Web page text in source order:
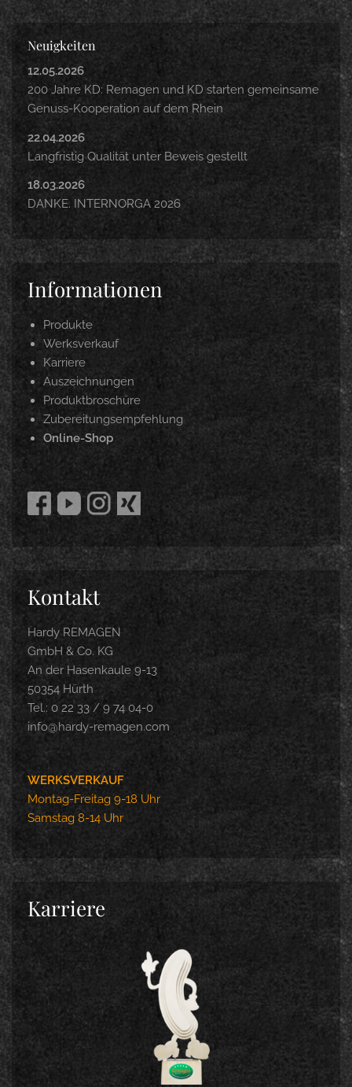
Neuigkeiten
12.05.2026
200 Jahre KD: Remagen und KD starten gemeinsame
Genuss-Kooperation auf dem Rhein
22.04.2026
Langfristig Qualität unter Beweis gestellt
18.03.2026
DANKE. INTERNORGA 2026
Informationen
Produkte
Werksverkauf
Karriere
Auszeichnungen
Produktbroschüre
Zubereitungsempfehlung
Online-Shop
Kontakt
Hardy REMAGEN
GmbH & Co. KG
An der Hasenkaule 9-13
50354 Hürth
Tel.: 0 22 33 / 9 74 04-0
info@hardy-remagen.com
WERKSVERKAUF
Montag-Freitag 9-18 Uhr
Samstag 8-14 Uhr
Karriere